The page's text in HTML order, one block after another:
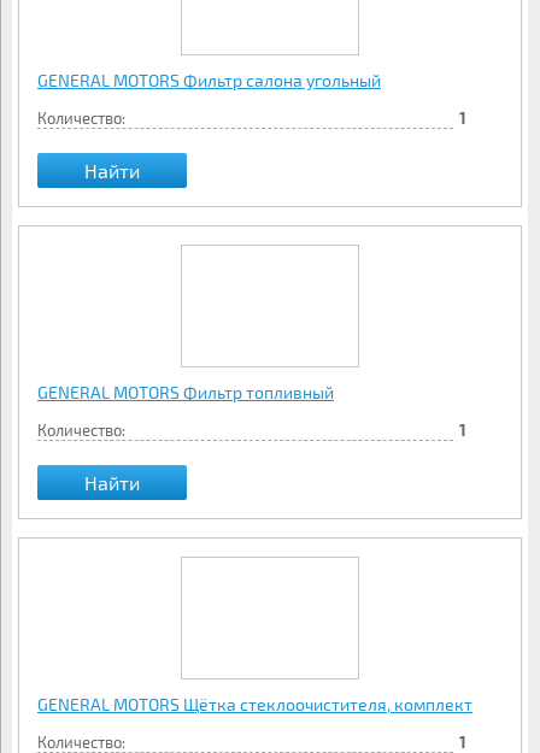
GENERAL MOTORS Фильтр салона угольный
Количество: 1
Найти
GENERAL MOTORS Фильтр топливный
Количество: 1
Найти
GENERAL MOTORS Щётка стеклоочистителя, комплект
Количество: 1